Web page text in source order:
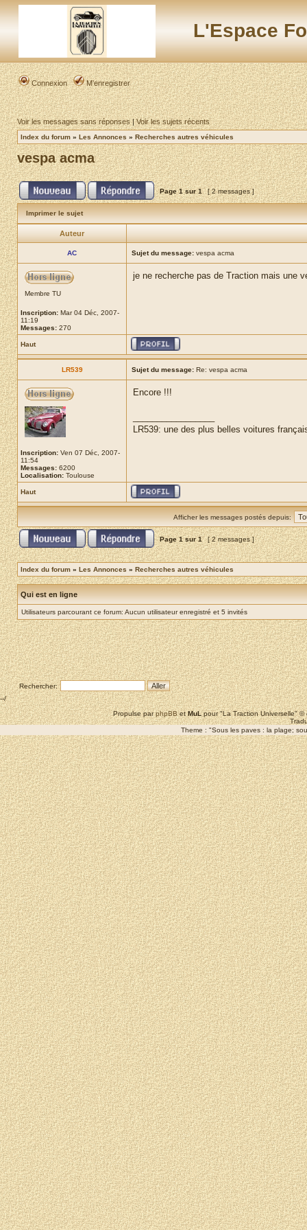
L'Espace
Connexion M’enregistrer
Voir les messages sans réponses|Voir les sujets récents
Index du forum » Les Annonces » Recherches autres véhicules
vespa acma
Page1sur1 [ 2 messages ]
Imprimer le sujet
Auteur
AC Sujet du message: vespa acma
Membre TU
Inscription: Mar 04 Déc, 2007-
11:19
Messages: 270
je ne recherche pas de Traction mais une
Haut
LR539 Sujet du message: Re: vespa acma
Inscription: Ven 07 Déc, 2007-
11:54
Messages: 6200
Localisation: Toulouse
Encore !!!
LR539: une des plus belles voitures
Haut
Afficher les messages postés depuis:
Page1sur1 [ 2 messages ]
Index du forum » Les Annonces » Recherches autres véhicules
Qui est en ligne
Utilisateurs parcourant ce forum: Aucun utilisateur enregistré et 5 invités
Rechercher:
--/
Propulse parphpBBetMuLpour "La Traction Universelle"
Theme : "Sous les paves : la plage;